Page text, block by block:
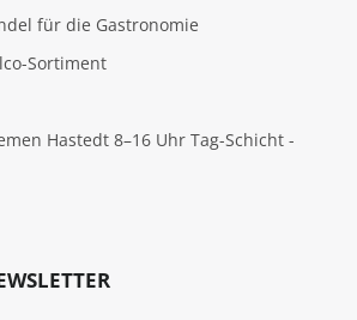
für die Gastronomie
Sortiment
Hastedt 8–16 Uhr Tag-Schicht -